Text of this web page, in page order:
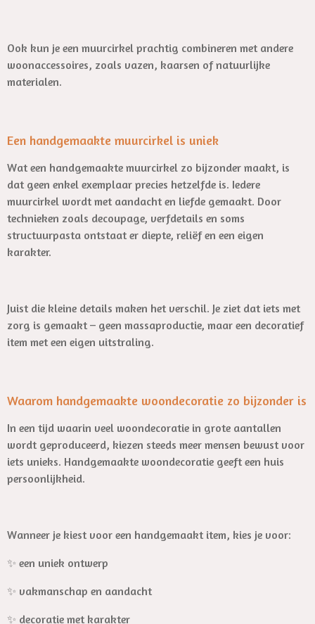
Ook kun je een muurcirkel prachtig combineren met andere
woonaccessoires, zoals vazen, kaarsen of natuurlijke
materialen.
Een handgemaakte muurcirkel is uniek
Wat een handgemaakte muurcirkel zo bijzonder maakt, is
dat geen enkel exemplaar precies hetzelfde is. Iedere
muurcirkel wordt met aandacht en liefde gemaakt. Door
technieken zoals decoupage, verfdetails en soms
structuurpasta ontstaat er diepte, reliëf en een eigen
karakter.
Juist die kleine details maken het verschil. Je ziet dat iets met
zorg is gemaakt – geen massaproductie, maar een decoratief
item met een eigen uitstraling.
Waarom handgemaakte woondecoratie zo bijzonder is
In een tijd waarin veel woondecoratie in grote aantallen
wordt geproduceerd, kiezen steeds meer mensen bewust voor
iets unieks. Handgemaakte woondecoratie geeft een huis
persoonlijkheid.
Wanneer je kiest voor een handgemaakt item, kies je voor:
✨ een uniek ontwerp
✨ vakmanschap en aandacht
✨ decoratie met karakter